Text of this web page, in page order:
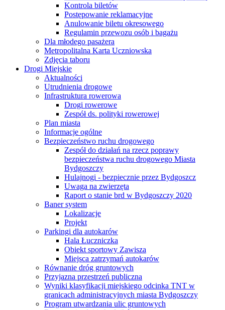
Kontrola biletów
Postępowanie reklamacyjne
Anulowanie biletu okresowego
Regulamin przewozu osób i bagażu
Dla młodego pasażera
Metropolitalna Karta Uczniowska
Zdjęcia taboru
Drogi Miejskie
Aktualności
Utrudnienia drogowe
Infrastruktura rowerowa
Drogi rowerowe
Zespół ds. polityki rowerowej
Plan miasta
Informacje ogólne
Bezpieczeństwo ruchu drogowego
Zespół do działań na rzecz poprawy
bezpieczeństwa ruchu drogowego Miasta
Bydgoszczy
Hulajnogi - bezpiecznie przez Bydgoszcz
Uwaga na zwierzęta
Raport o stanie brd w Bydgoszczy 2020
Baner system
Lokalizacje
Projekt
Parkingi dla autokarów
Hala Łuczniczka
Obiekt sportowy Zawisza
Miejsca zatrzymań autokarów
Równanie dróg gruntowych
Przyjazna przestrzeń publiczna
Wyniki klasyfikacji miejskiego odcinka TNT w
granicach administracyjnych miasta Bydgoszczy
Program utwardzania ulic gruntowych